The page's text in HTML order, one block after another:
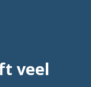
veel